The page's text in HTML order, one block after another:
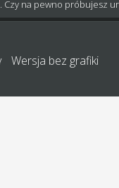
na pewno próbujesz
Wersja bez grafiki